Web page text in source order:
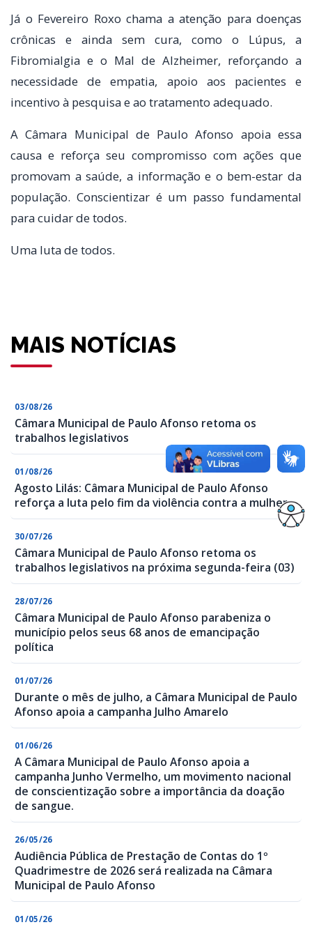
Já o Fevereiro Roxo chama a atenção para doenças
crônicas e ainda sem cura, como o Lúpus, a
Fibromialgia e o Mal de Alzheimer, reforçando a
necessidade de empatia, apoio aos pacientes e
incentivo à pesquisa e ao tratamento adequado.
A Câmara Municipal de Paulo Afonso apoia essa
causa e reforça seu compromisso com ações que
promovam a saúde, a informação e o bem-estar da
população. Conscientizar é um passo fundamental
para cuidar de todos.
Uma luta de todos.
MAIS NOTÍCIAS
03/08/26
Câmara Municipal de Paulo Afonso retoma os
trabalhos legislativos
01/08/26
Agosto Lilás: Câmara Municipal de Paulo Afonso
reforça a luta pelo fim da violência contra a mulher
30/07/26
Câmara Municipal de Paulo Afonso retoma os
trabalhos legislativos na próxima segunda-feira (03)
28/07/26
Câmara Municipal de Paulo Afonso parabeniza o
município pelos seus 68 anos de emancipação
política
01/07/26
Durante o mês de julho, a Câmara Municipal de Paulo
Afonso apoia a campanha Julho Amarelo
01/06/26
A Câmara Municipal de Paulo Afonso apoia a
campanha Junho Vermelho, um movimento nacional
de conscientização sobre a importância da doação
de sangue.
26/05/26
Audiência Pública de Prestação de Contas do 1º
Quadrimestre de 2026 será realizada na Câmara
Municipal de Paulo Afonso
01/05/26